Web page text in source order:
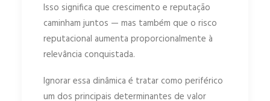
Isso significa que crescimento e reputação
caminham juntos — mas também que o risco
reputacional aumenta proporcionalmente à
relevância conquistada.
Ignorar essa dinâmica é tratar como periférico
um dos principais determinantes de valor